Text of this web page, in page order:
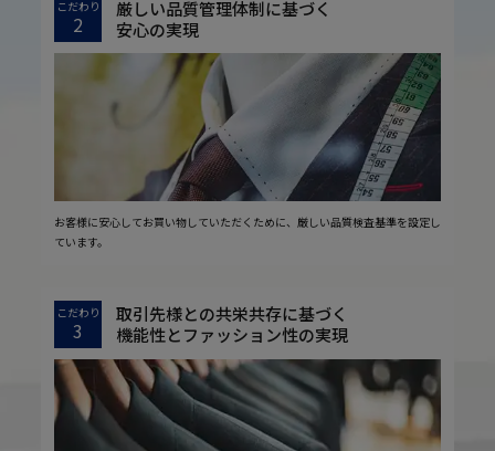
こだわり
2
厳しい品質管理体制に基づく
安心の実現
お客様に安心してお買い物していただくために、厳しい品質検査基準を設定し
ています。
こだわり
3
取引先様との共栄共存に基づく
機能性とファッション性の実現